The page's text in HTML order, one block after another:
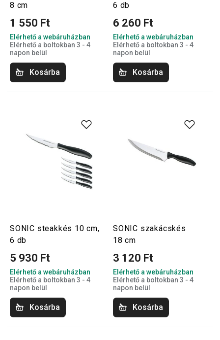
8 cm
1 550 Ft
Elérhető a webáruházban
Elérhető a boltokban 3 - 4
napon belül
Kosárba
6 db
6 260 Ft
Elérhető a webáruházban
Elérhető a boltokban 3 - 4
napon belül
Kosárba
SONIC steakkés 10 cm,
6 db
5 930 Ft
Elérhető a webáruházban
Elérhető a boltokban 3 - 4
napon belül
Kosárba
SONIC szakácskés
18 cm
3 120 Ft
Elérhető a webáruházban
Elérhető a boltokban 3 - 4
napon belül
Kosárba